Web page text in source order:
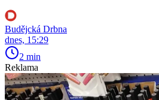
Budějcká Drbna
dnes, 15:29
2 min
Reklama